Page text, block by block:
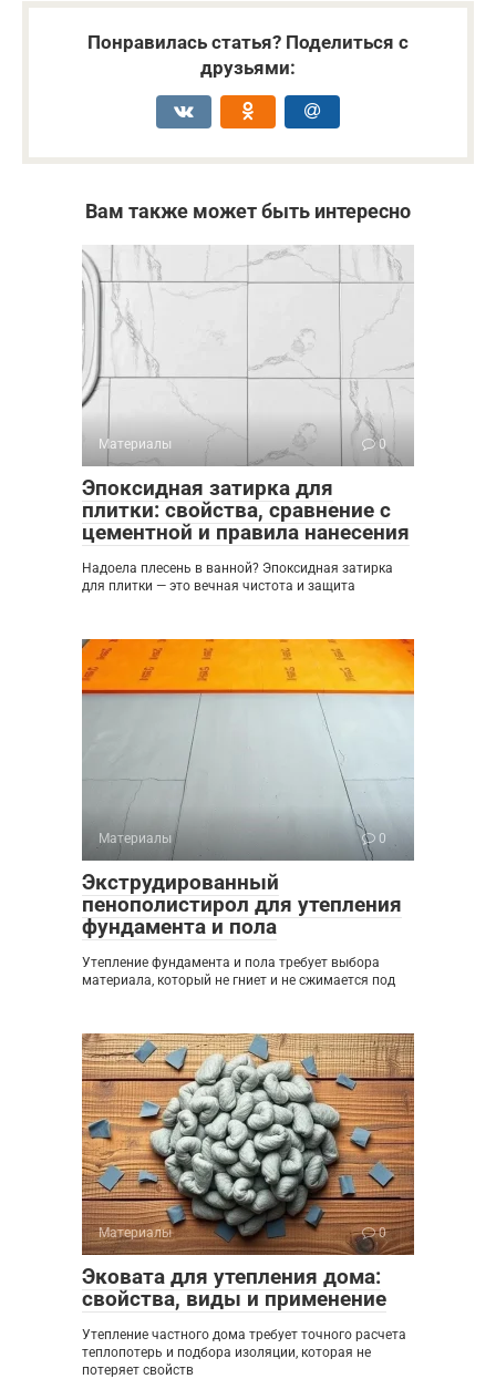
Понравилась статья? Поделиться с
друзьями:
Вам также может быть интересно
Материалы 0
Эпоксидная затирка для
плитки: свойства, сравнение с
цементной и правила нанесения
Надоела плесень в ванной? Эпоксидная затирка
для плитки — это вечная чистота и защита
Материалы 0
Экструдированный
пенополистирол для утепления
фундамента и пола
Утепление фундамента и пола требует выбора
материала, который не гниет и не сжимается под
Материалы 0
Эковата для утепления дома:
свойства, виды и применение
Утепление частного дома требует точного расчета
теплопотерь и подбора изоляции, которая не
потеряет свойств